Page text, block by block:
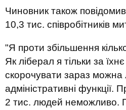
Чиновник також
10,3 тис. співробітників
"Я проти збільшення
Як ліберал я тільки за
скорочувати зараз
адміністративні функції.
2 тис. людей неможливо.